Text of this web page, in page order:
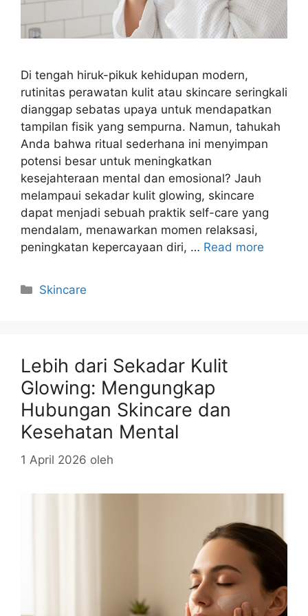
Di tengah hiruk-pikuk kehidupan modern,
rutinitas perawatan kulit atau skincare seringkali
dianggap sebatas upaya untuk mendapatkan
tampilan fisik yang sempurna. Namun, tahukah
Anda bahwa ritual sederhana ini menyimpan
potensi besar untuk meningkatkan
kesejahteraan mental dan emosional? Jauh
melampaui sekadar kulit glowing, skincare
dapat menjadi sebuah praktik self-care yang
mendalam, menawarkan momen relaksasi,
peningkatan kepercayaan diri, … Read more
Kategori
Skincare
Lebih dari Sekadar Kulit
Glowing: Mengungkap
Hubungan Skincare dan
Kesehatan Mental
1 April 2026 oleh